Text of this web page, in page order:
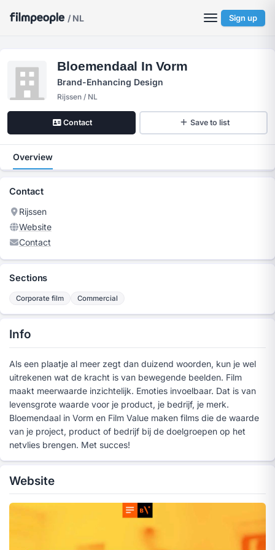
/ NL Sign up
Bloemendaal In Vorm
Brand-Enhancing Design
Rijssen / NL
Contact Save to list
Overview
Contact
Rijssen
Website
Contact
Sections
Corporate film Commercial
Info
Als een plaatje al meer zegt dan duizend woorden, kun je wel
uitrekenen wat de kracht is van bewegende beelden. Film
maakt meerwaarde inzichtelijk. Emoties invoelbaar. Dat is van
levensgrote waarde voor je product, je bedrijf, je merk.
Bloemendaal in Vorm en Film Value maken films die de waarde
van je project, product of bedrijf bij de doelgroepen op het
netvlies brengen. Met succes!
Website